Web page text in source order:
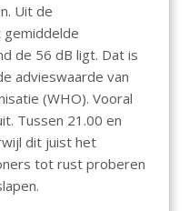
Uit de
de 56 dB ligt. Dat is
advieswaarde van
(WHO). Vooral
Tussen 21.00 en
dit juist het
tot rust proberen